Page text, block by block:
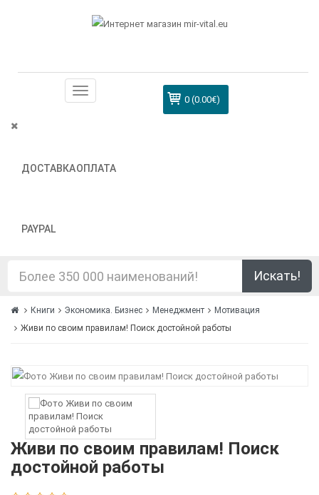
ДОСТАВКАОПЛАТА
PAYPAL
0 (0.00€)
Искать!
Книги Экономика. Бизнес Менеджмент
Мотивация
Живи по своим правилам! Поиск достойной работы
Живи по своим правилам! Поиск
достойной работы